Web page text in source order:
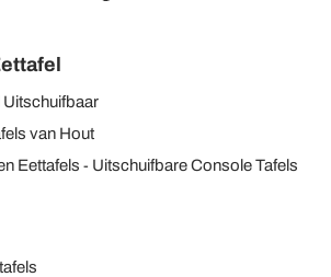
Uitschuifbaar
van Hout
Eettafels
Uitschuifbare Console Tafels